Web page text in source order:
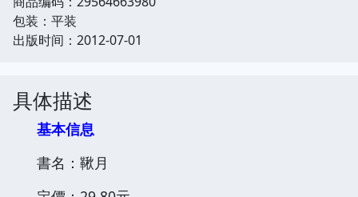
包装：平装
出版时间：2012-07-01
具体描述
基本信息
書名：鞦月